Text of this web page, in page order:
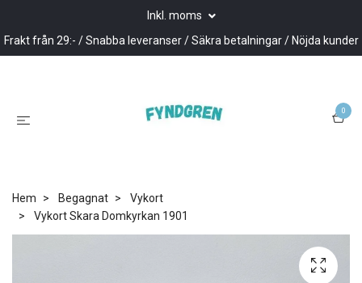
Inkl. moms
Frakt från 29:- / Snabba leveranser / Säkra betalningar / Nöjda kunder
0
Hem Begagnat
Vykort
Vykort Skara Domkyrkan 1901